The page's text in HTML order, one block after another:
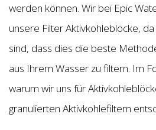
werden können. Wir bei Epic
unsere Filter Aktivkohleblöcke,
sind, dass dies die beste
aus Ihrem Wasser zu filtern. Im
warum wir uns für
granulierten Aktivkohlefiltern